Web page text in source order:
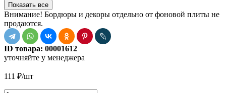
Показать все
Внимание! Бордюры и декоры отдельно от фоновой плиты не
продаются.
ID товара: 00001612
уточняйте у менеджера
111 ₽/шт